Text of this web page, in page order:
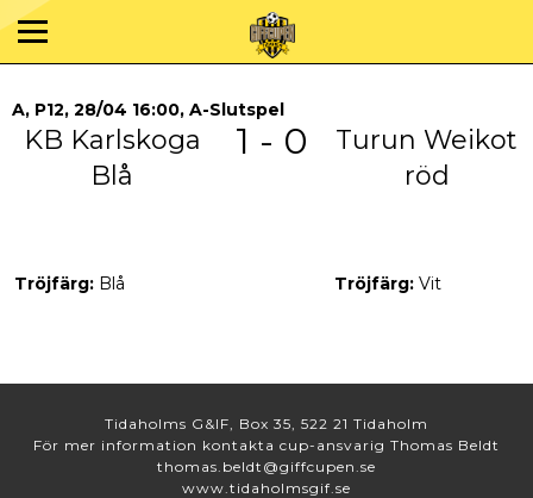
A, P12, 28/04 16:00, A-Slutspel
KB Karlskoga
Blå
1 - 0
Turun Weikot
röd
Tröjfärg: Blå Tröjfärg: Vit
Tidaholms G&IF, Box 35, 522 21 Tidaholm
För mer information kontakta cup-ansvarig Thomas Beldt
thomas.beldt@giffcupen.se
www.tidaholmsgif.se